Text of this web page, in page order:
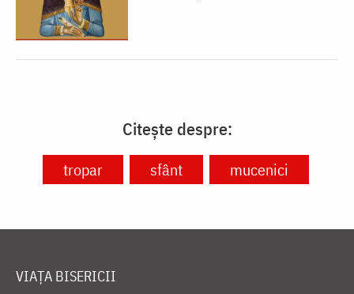
Citește despre:
tropar sfânt mucenici
VIAȚA BISERICII